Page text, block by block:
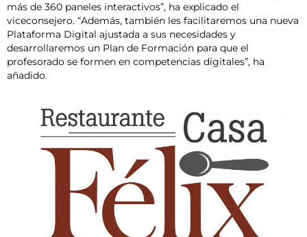
más de 360 paneles interactivos”, ha explicado el
viceconsejero. “Además, también les facilitaremos una nueva
Plataforma Digital ajustada a sus necesidades y
desarrollaremos un Plan de Formación para que el
profesorado se formen en competencias digitales”, ha
añadido.